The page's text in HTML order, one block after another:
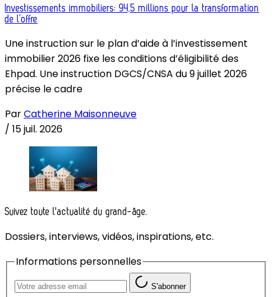
Investissements immobiliers: 94,5 millions pour la transformation
de l’offre
Une instruction sur le plan d’aide à l’investissement
immobilier 2026 fixe les conditions d’éligibilité des
Ehpad. Une instruction DGCS/CNSA du 9 juillet 2026
précise le cadre
ParCatherine Maisonneuve
/ 15 juil. 2026
Suivez toute l'actualité du grand-âge.
Dossiers, interviews, vidéos, inspirations, etc.
Informations personnelles
S'abonner